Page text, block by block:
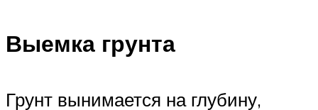
Выемка грунта
Грунт вынимается на глубину,